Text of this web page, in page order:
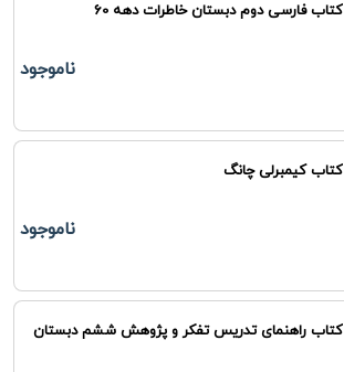
کتاب فارسی دوم دبستان خاطرات دهه 60
ناموجود
کتاب کیمبرلی چانگ
ناموجود
کتاب راهنمای تدریس تفکر و پژوهش ششم دبستان